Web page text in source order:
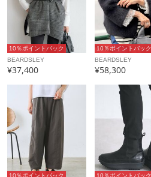
10％ポイントバック
BEARDSLEY
¥37,400
10％ポイントバック
BEARDSLEY
¥58,300
10％ポイントバック
10％ポイントバック